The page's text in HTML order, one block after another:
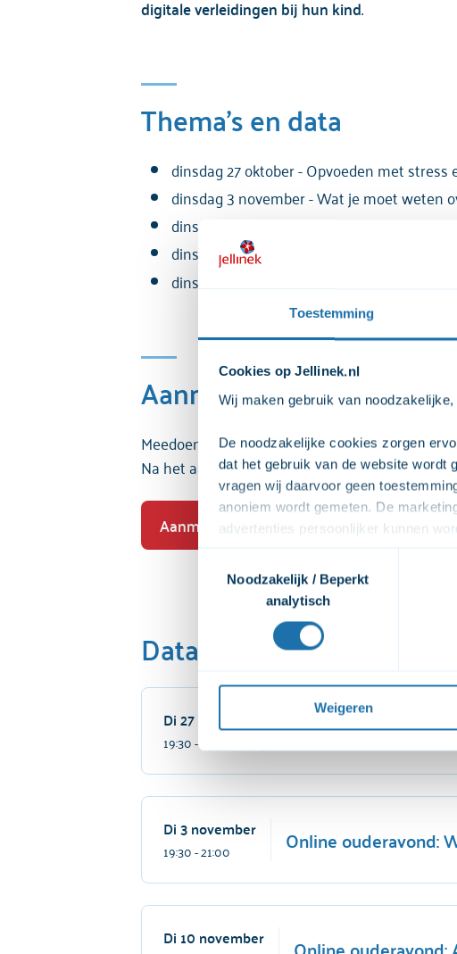
Toestemming
Cookies op Jellinek.nl
Wij maken gebruik van
De noodzakelijke cookies zorgen
dat het gebruik van de website wordt
vragen wij daarvoor geen
anoniem wordt gemeten. De
advertenties persoonlijker kunnen
zodat we onze advertenties
video's. Wij vragen jouw
afspelen. Wij delen deze
bekijken. Wanneer je dat niet wilt,
bekijken. Je kunt je toestemming
privacyverklaring raadplegen.
Noodzakelijk / Beperkt
analytisch
Weigeren
digitale verleidingen bij hun kind.
Thema's en data
dinsdag 27 oktober - Opvoeden met
dinsdag 3 november - Wat je moet weten
dinsdag 10 november - Alcohol, Drugs &
dinsdag 17 november - Mijn kind gebruikt
dinsdag 24 november - Gamen en social
Aanmelden en
Meedoen aan een webinar is gratis. Je kunt
Na het aanmelden ontvang je per mail een
Aanmelden
Data
Di 27 oktober
19:30- 21:00 Online ouderavond:
Di 3 november
19:30- 21:00 Online ouderavond:
Di 10 november